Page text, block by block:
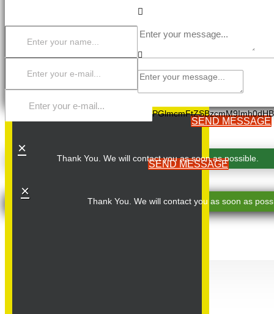
SEND MESSAGE
×
Thank You. We will contact you as soon as
SEND MESSAGE
×
Thank You. We will contact you as soon as possible.